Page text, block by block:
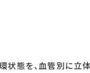
状態を、血管別に立